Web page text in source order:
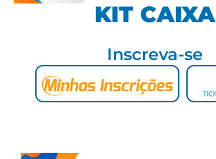
KIT CAIXA
Inscreva-se